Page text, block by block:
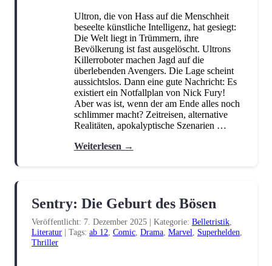
Enemies-to-Lovers(5) Erstleser(1)
Escape(1) Familie (2) Fanliteratur
Fantasy(51) Filme(2) Gesellschaftsspiel
Graphic Novel(2) Historisch (3) Horror(12)
Humor(6) Jugendbuch(1) Kinderbuch (3)
Kochen und Backen(3) Krimi(11)
Manga(5) Märchen
Romance Science Fiction
Story-Driven(1) Strategie(1)
Ultron, die von Hass auf die Menschheit
beseelte künstliche Intelligenz, hat gesiegt:
Die Welt liegt in Trümmern, ihre
Bevölkerung ist fast ausgelöscht. Ultrons
Killerroboter machen Jagd auf die
überlebenden Avengers. Die Lage scheint
aussichtslos. Dann eine gute Nachricht: Es
existiert ein Notfallplan von Nick Fury!
Aber was ist, wenn der am Ende alles noch
schlimmer macht? Zeitreisen, alternative
Realitäten, apokalyptische Szenarien …
Weiterlesen →
Sentry: Die Geburt des Bösen
Veröffentlicht: 7. Dezember 2025 | Kategorie: Belletristik
Literatur | Tags: ab 12 Comic Drama Marvel Superhelden
Thriller